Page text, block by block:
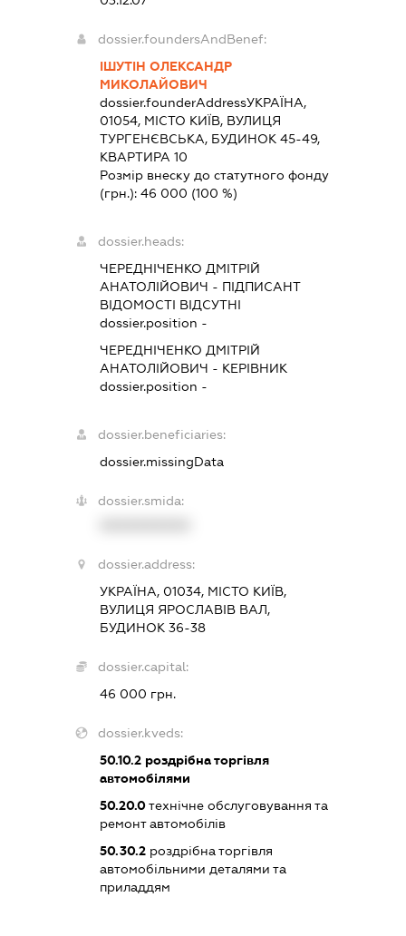
dossier.foundersAndBenef:
ІШУТІН ОЛЕКСАНДР
МИКОЛАЙОВИЧ
dossier.founderAddressУКРАЇНА,
01054, МІСТО КИЇВ, ВУЛИЦЯ
ТУРГЕНЄВСЬКА, БУДИНОК 45-49,
КВАРТИРА 10
Розмір внеску до статутного фонду
(грн.): 46 000 (100 %)
dossier.heads:
ЧЕРЕДНІЧЕНКО ДМІТРІЙ
АНАТОЛІЙОВИЧ - ПІДПИСАНТ
ВІДОМОСТІ ВІДСУТНІ
dossier.position -
ЧЕРЕДНІЧЕНКО ДМІТРІЙ
АНАТОЛІЙОВИЧ - КЕРІВНИК
dossier.position -
dossier.beneficiaries:
dossier.missingData
dossier.smida:
dossier.address:
УКРАЇНА, 01034, МІСТО КИЇВ,
ВУЛИЦЯ ЯРОСЛАВІВ ВАЛ,
БУДИНОК 36-38
dossier.capital:
46 000 грн.
dossier.kveds:
50.10.2роздрібна торгівля
автомобілями
50.20.0технічне обслуговування та
ремонт автомобілів
50.30.2роздрібна торгівля
автомобільними деталями та
приладдям